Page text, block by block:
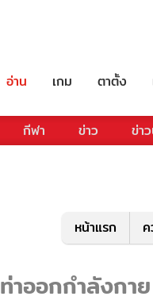
อ่าน เกม ตาตั้ง
กีฬา ข่าว ข่า
หน้าแรก
ท่าออกกำลังกา